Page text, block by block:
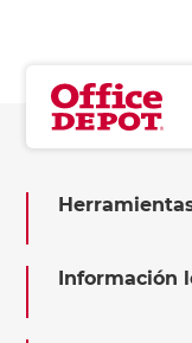
Información